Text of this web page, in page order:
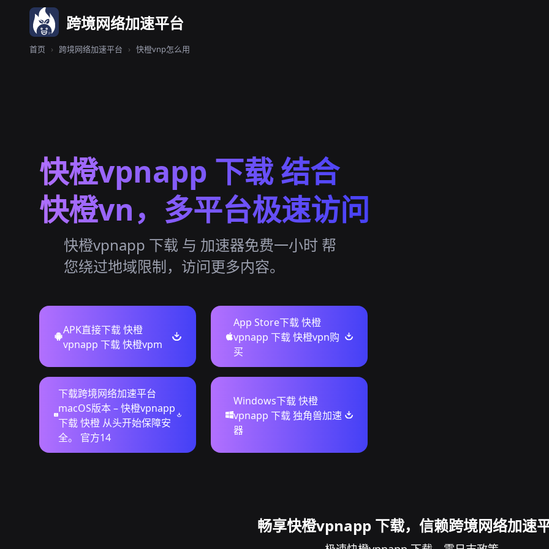
跨境网络加速平台
首页 › 跨境网络加速平台 › 快橙vnp怎么用
快橙vpnapp 下载 结合
快橙vn，多平台极速访问
快橙vpnapp 下载 与 加速器免费一小时 帮
您绕过地域限制，访问更多内容。
APK直接下载 快橙
vpnapp 下载 快橙vpm
App Store下载 快橙
vpnapp 下载 快橙vpn购
买
下载跨境网络加速平台
macOS版本 – 快橙vpnapp
下载 快橙 从头开始保障安
全。 官方14
Windows下载 快橙
vpnapp 下载 独角兽加速
器
畅享快橙vpnapp 下载，信赖跨境网络加速